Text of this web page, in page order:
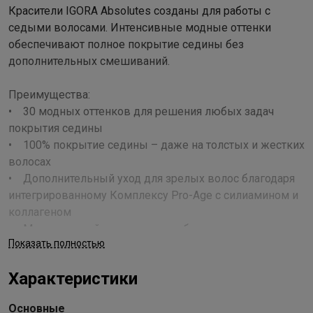
Красители IGORA Absolutes созданы для работы с
седыми волосами. Интенсивные модные оттенки
обеспечивают полное покрытие седины без
дополнительных смешиваний.
Преимущества:
• 30 модных оттенков для решения любых задач
покрытия седины
• 100% покрытие седины – даже на толстых и жестких
волосах
• Дополнительный уход для зрелых волос благодаря
интегрированному Комплексу Pro-Age с силиамином и
коллагеном
Low Odour
Применение
Показать полностью
Характеристики
Основные